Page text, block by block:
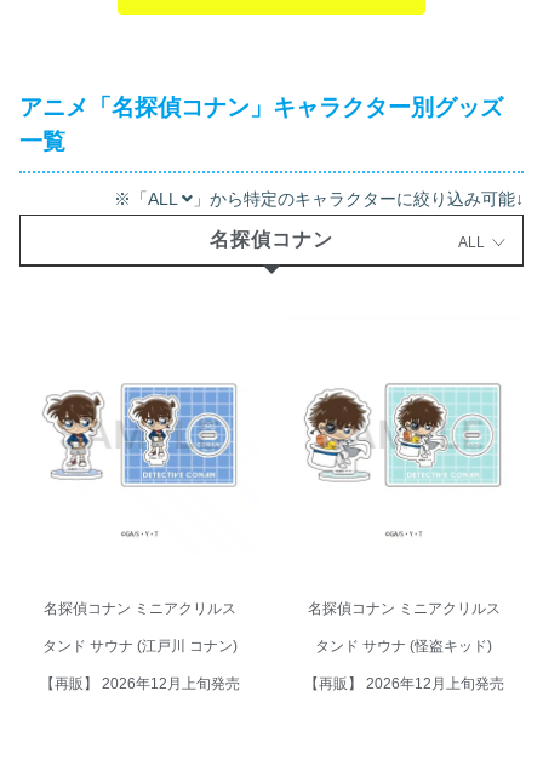
アニメ「名探偵コナン」キャラクター別グッズ
一覧
※「ALL 」から特定のキャラクターに絞り込み可能↓
名探偵コナン ALL
名探偵コナン ミニアクリルスタ
ンド サウナ (江戸川 コナン)【再
販】 2026年12月上旬発売
名探偵コナン ミニアクリルス
タンド サウナ (江戸川 コナン)
【再販】 2026年12月上旬発売
名探偵コナン ミニアクリルスタ
ンド サウナ (怪盗キッド)【再
販】 2026年12月上旬発売
名探偵コナン ミニアクリルス
タンド サウナ (怪盗キッド)
【再販】 2026年12月上旬発売